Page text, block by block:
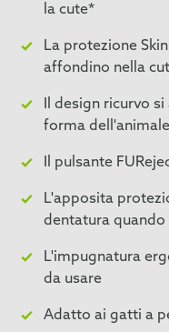
la cute*
La protezione
affondino nella
Il design ricurvo
forma dell'animale
Il pulsante
L'apposita
dentatura
L'impugnatura
da usare
Adatto ai gatti a